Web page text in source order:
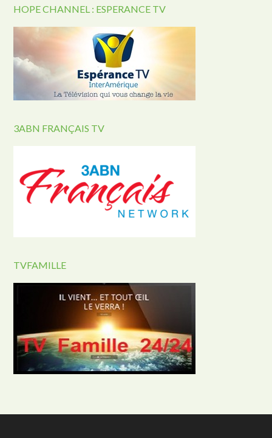
HOPE CHANNEL : ESPERANCE TV
3ABN FRANÇAIS TV
TVFAMILLE